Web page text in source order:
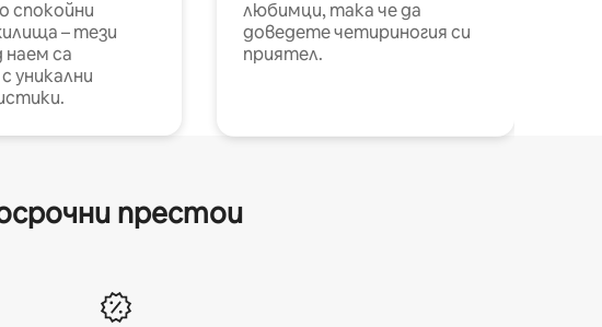
спокойни
– тези
са
уникални
любимци, така че да
доведете четириногия си
приятел.
престои